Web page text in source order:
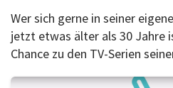
Wer sich gerne in seiner
jetzt etwas älter als 30 Jahre
Chance zu den TV-Serien